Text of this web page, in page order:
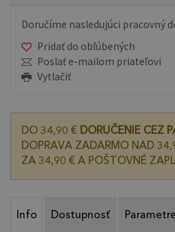
Doručíme nasledujúci pracovný
Pridať do obľúbených
Poslať e-mailom priateľovi
Vytlačiť
DO 34,90 € DORUČENIE CEZ
DOPRAVA ZADARMO NAD
ZA 34,90 € A POŠTOVNÉ
Info Dostupnosť